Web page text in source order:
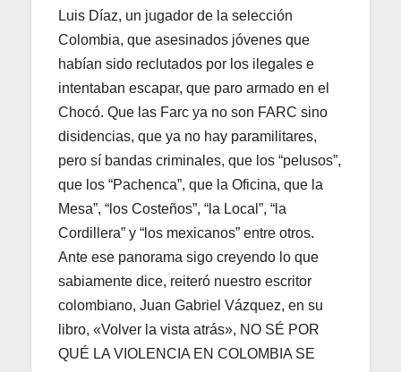
Luis Díaz, un jugador de la selección
Colombia, que asesinados jóvenes que
habían sido reclutados por los ilegales e
intentaban escapar, que paro armado en el
Chocó. Que las Farc ya no son FARC sino
disidencias, que ya no hay paramilitares,
pero sí bandas criminales, que los “pelusos”,
que los “Pachenca”, que la Oficina, que la
Mesa”, “los Costeños”, “la Local”, “la
Cordillera” y “los mexicanos” entre otros.
Ante ese panorama sigo creyendo lo que
sabiamente dice, reiteró nuestro escritor
colombiano, Juan Gabriel Vázquez, en su
libro, «Volver la vista atrás», NO SÉ POR
QUÉ LA VIOLENCIA EN COLOMBIA SE